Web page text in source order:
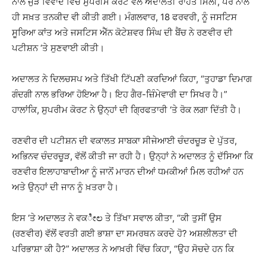
ਹੀ ਸਖ਼ਤ ਤਨਕੀਦ ਵੀ ਕੀਤੀ ਗਈ। ਮੰਗਲਵਾਰ, 18 ਫਰਵਰੀ, ਨੂੰ ਜਸਟਿਸ
ਸੂਰਿਆ ਕਾਂਤ ਅਤੇ ਜਸਟਿਸ ਐੱਨ ਕੋਟੇਸ਼ਵਰ ਸਿੰਘ ਦੀ ਬੈਂਚ ਨੇ ਰਣਵੀਰ ਦੀ
ਪਟੀਸ਼ਨ ‘ਤੇ ਸੁਣਵਾਈ ਕੀਤੀ।
ਅਦਾਲਤ ਨੇ ਦਿਲਚਸਪ ਅਤੇ ਤਿੱਖੀ ਟਿੱਪਣੀ ਕਰਦਿਆਂ ਕਿਹਾ, “ਤੁਹਾਡਾ ਦਿਮਾਗ
ਗੰਦਗੀ ਨਾਲ ਭਰਿਆ ਹੋਇਆ ਹੈ। ਇਹ ਗੈਰ-ਜ਼ਿੰਮੇਵਾਰੀ ਦਾ ਸਿਖਰ ਹੈ।”
ਹਾਲਾਂਕਿ, ਸੁਪਰੀਮ ਕੋਰਟ ਨੇ ਉਨ੍ਹਾਂ ਦੀ ਗ੍ਰਿਫਤਾਰੀ ‘ਤੇ ਰੋਕ ਲਗਾ ਦਿੱਤੀ ਹੈ।
ਰਣਵੀਰ ਦੀ ਪਟੀਸ਼ਨ ਦੀ ਵਕਾਲਤ ਸਾਬਕਾ ਸੀਜੇਆਈ ਚੰਦਰਚੂੜ ਦੇ ਪੁੱਤਰ,
ਅਭਿਨਵ ਚੰਦਰਚੂੜ, ਵੱਲੋਂ ਕੀਤੀ ਜਾ ਰਹੀ ਹੈ। ਉਨ੍ਹਾਂ ਨੇ ਅਦਾਲਤ ਨੂੰ ਦੱਸਿਆ ਕਿ
ਰਣਵੀਰ ਇਲਾਹਾਬਾਦੀਆ ਨੂੰ ਜਾਨੋਂ ਮਾਰਨ ਦੀਆਂ ਧਮਕੀਆਂ ਮਿਲ ਰਹੀਆਂ ਹਨ
ਅਤੇ ਉਨ੍ਹਾਂ ਦੀ ਜਾਨ ਨੂੰ ਖ਼ਤਰਾ ਹੈ।
ਇਸ ‘ਤੇ ਅਦਾਲਤ ਨੇ ਵਕೀಲ ਤੇ ਤਿੱਖਾ ਸਵਾਲ ਕੀਤਾ, “ਕੀ ਤੁਸੀਂ ਉਸ
(ਰਣਵੀਰ) ਵੱਲੋਂ ਵਰਤੀ ਗਈ ਭਾਸ਼ਾ ਦਾ ਸਮਰਥਨ ਕਰਦੇ ਹੋ? ਅਸ਼ਲੀਲਤਾ ਦੀ
ਪਰਿਭਾਸ਼ਾ ਕੀ ਹੈ?” ਅਦਾਲਤ ਨੇ ਆਖ਼ਰੀ ਵਿੱਚ ਕਿਹਾ, “ਉਹ ਸੋਚਦੇ ਹਨ ਕਿ